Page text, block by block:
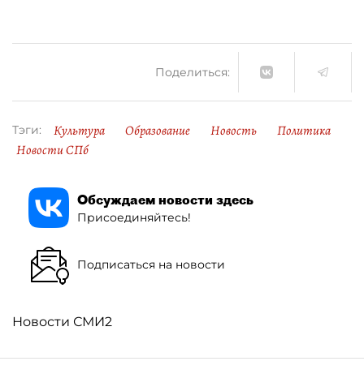
Поделиться:
Тэги: Культура Образование Новость
Политика
Новости СПб
Обсуждаем новости здесь
Присоединяйтесь!
Подписаться на новости
Новости СМИ2